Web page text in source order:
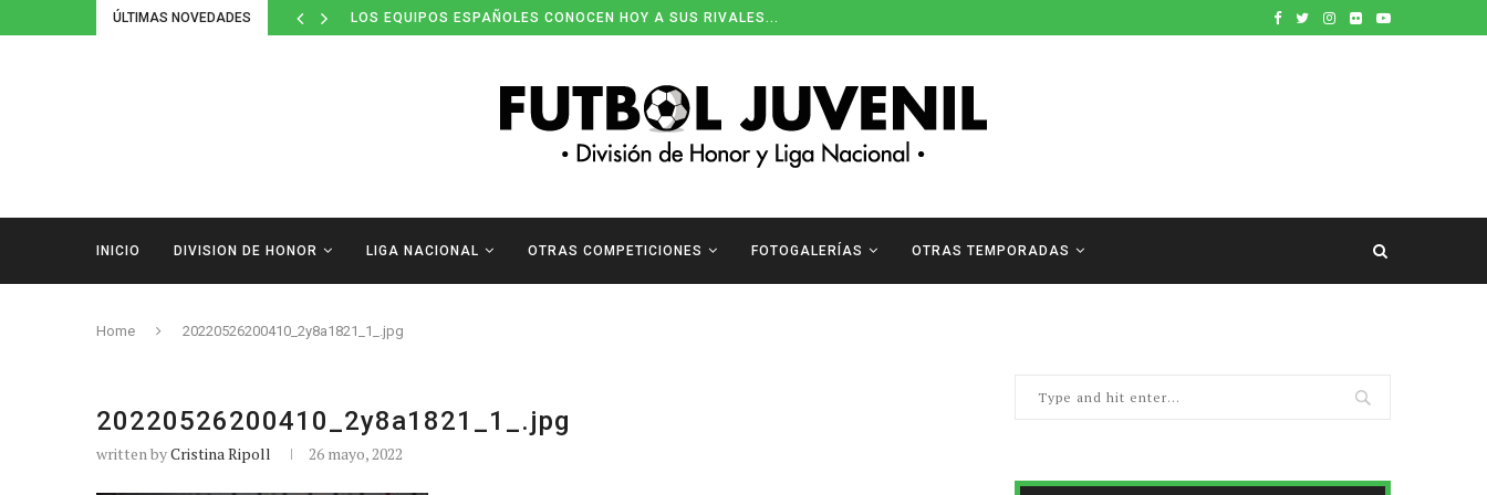
ÚLTIMAS NOVEDADES LOS EQUIPOS ESPAÑOLES CONOCEN HOY A SUS RIVALES...
INICIO DIVISION DE HONOR LIGA NACIONAL OTRAS COMPETICIONES FOTOGALERÍAS OTRAS TEMPORADAS
Home 20220526200410_2y8a1821_1_.jpg
20220526200410_2y8a1821_1_.jpg
written byCristina Ripoll 26 mayo, 2022